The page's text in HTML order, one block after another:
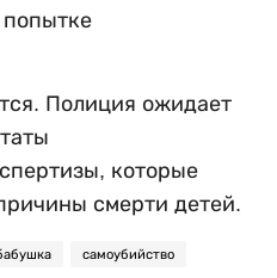
Полиция ожидает
которые
смерти детей.
самоубийство